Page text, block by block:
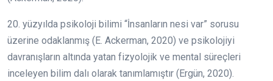
20. yüzyılda psikoloji bilimi “İnsanların nesi var” sorusu
üzerine odaklanmış (E. Ackerman, 2020) ve psikolojiyi
davranışların altında yatan fizyolojik ve mental süreçleri
inceleyen bilim dalı olarak tanımlamıştır (Ergün, 2020).